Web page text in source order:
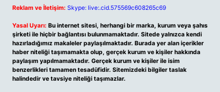
Reklam ve İletişim: Skype: live:.cid.575569c608265c69
Yasal Uyarı: Bu internet sitesi, herhangi bir marka, kurum veya şahıs
şirketi ile hiçbir bağlantısı bulunmamaktadır. Sitede yalnızca kendi
hazırladığımız makaleler paylaşılmaktadır. Burada yer alan içerikler
haber niteliği taşımamakta olup, gerçek kurum ve kişiler hakkında
paylaşım yapılmamaktadır. Gerçek kurum ve kişiler ile isim
benzerlikleri tamamen tesadüfidir. Sitemizdeki bilgiler taslak
halindedir ve tavsiye niteliği taşımazlar.